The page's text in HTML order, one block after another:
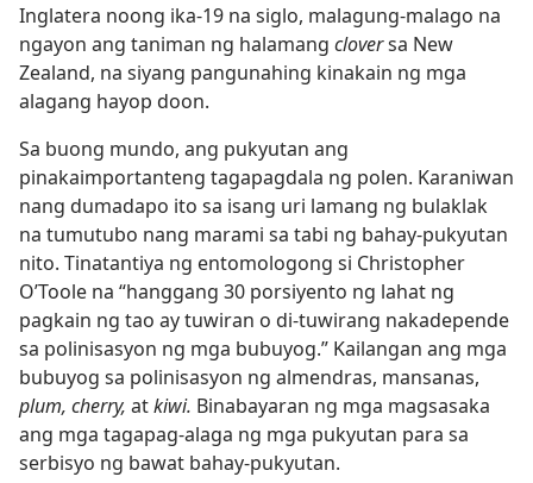
Inglatera noong ika-19 na siglo, malagung-malago na
ngayon ang taniman ng halamang cloversa New
Zealand, na siyang pangunahing kinakain ng mga
alagang hayop doon.
Sa buong mundo, ang pukyutan ang
pinakaimportanteng tagapagdala ng polen. Karaniwan
nang dumadapo ito sa isang uri lamang ng bulaklak
na tumutubo nang marami sa tabi ng bahay-pukyutan
nito. Tinatantiya ng entomologong si Christopher
O’Toole na “hanggang 30 porsiyento ng lahat ng
pagkain ng tao ay tuwiran o di-tuwirang nakadepende
sa polinisasyon ng mga bubuyog.” Kailangan ang mga
bubuyog sa polinisasyon ng almendras, mansanas,
plum, cherry, atkiwi. Binabayaran ng mga magsasaka
ang mga tagapag-alaga ng mga pukyutan para sa
serbisyo ng bawat bahay-pukyutan.